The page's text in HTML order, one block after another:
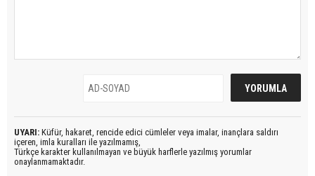
UYARI: Küfür, hakaret, rencide edici cümleler veya imalar, inançlara saldırı
içeren, imla kuralları ile yazılmamış,
Türkçe karakter kullanılmayan ve büyük harflerle yazılmış yorumlar
onaylanmamaktadır.